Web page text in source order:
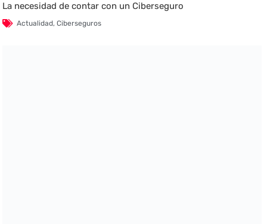
La necesidad de contar con un Ciberseguro
Actualidad,Ciberseguros